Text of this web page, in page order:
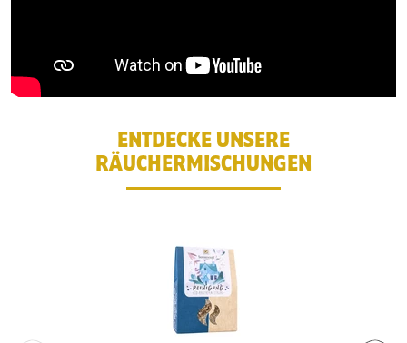
ZUSTIMMEN
ENTDECKE UNSERE
RÄUCHERMISCHUNGEN